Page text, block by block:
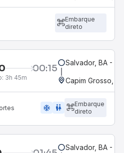
Embarque
direto
00:15
3h 45m
Salvador, BA -
Capim Grosso, BA
ac_unit wc
Embarque
direto
Salvador, BA -